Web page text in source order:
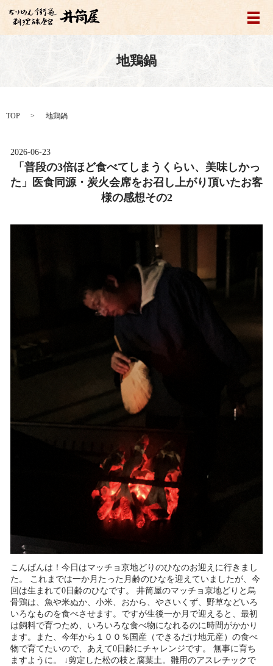
メ
地鶏鍋
TOP 地鶏鍋
2026-06-23
「普段の3倍ほど食べてしまうくらい、美味しかっ
た」医食同源・炭火会席をお召し上がり頂いたお客
様の感想その2
こんばんは！今日はマッチョ京地どりのひなのお迎えに行きまし
た。 これまでは一か月たった月齢のひなを迎えていましたが、今
回は生まれて0日齢のひなです。 井筒屋のマッチョ京地どりと烏
骨鶏は、魚や米ぬか、小米、おから、やさいくず、野草などいろ
いろなものを食べさせます。ですが生後一か月で迎えると、最初
は飼料で育つため、いろいろな食べ物になれるのに時間がかかり
ます。また、今年から１００％国産（できるだけ地元産）の食べ
物で育てたいので、あえて0日齢にチャレンジです。 無事に育ち
ますように。 ↓剪定した松の枝と腐葉土。雛用のアスレチックで